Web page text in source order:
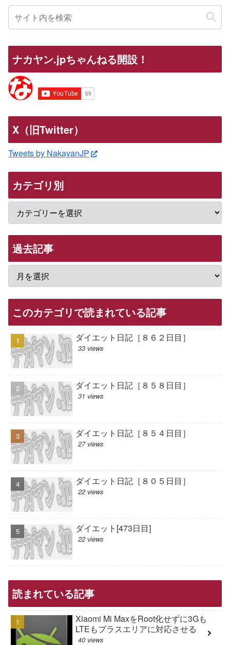
ナカヤン.jpちゃんねる開設！
X（旧Twitter）
Tweets by NakayanJP
カテゴリ別
過去記事
このカテゴリで読まれている記事
ダイエット日記［８６２日目］
33 views
ダイエット日記［８５８日目］
31 views
ダイエット日記［８５４日目］
27 views
ダイエット日記［８０５日目］
22 views
ダイエット[473日目]
22 views
読まれている記事
Xiaomi Mi MaxをRoot化せずに3Gも
LTEもプラスエリアに対応させる
40 views